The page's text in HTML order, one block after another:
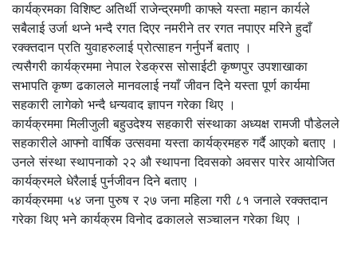
कार्यक्रमका विशिष्ट अतिर्थी राजेन्द्रमणी काफ्ले यस्ता महान कार्यले
सबैलाई उर्जा थप्ने भन्दै रगत दिएर नमरीने तर रगत नपाएर मरिने हुदाँ
रक्क्तदान प्रति युवाहरुलाई प्रोत्साहन गर्नुपर्ने बताए ।
त्यसैगरी कार्यक्रममा नेपाल रेडक्रस सोसाईटी कृष्णपुर उपशाखाका
सभापति कृष्ण ढकालले मानवलाई नयाँ जीवन दिने यस्ता पूर्ण कार्यमा
सहकारी लागेको भन्दै धन्यवाद ज्ञापन गरेका थिए ।
कार्यक्रममा मिलीजुली बहुउदेश्य सहकारी संस्थाका अध्यक्ष रामजी पौडेलले
सहकारीले आफ्नो वार्षिक उत्सवमा यस्ता कार्यक्रमहरु गर्दै आएको बताए ।
उनले संस्था स्थापनाको २२ औ स्थापना दिवसको अवसर पारेर आयोजित
कार्यक्रमले धेरैलाई पुर्नजीवन दिने बताए ।
कार्यक्रममा ५४ जना पुरुष र २७ जना महिला गरी ८१ जनाले रक्क्तदान
गरेका थिए भने कार्यक्रम विनोद ढकालले सञ्चालन गरेका थिए ।